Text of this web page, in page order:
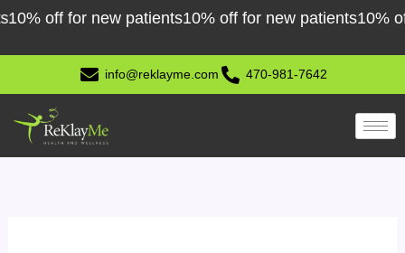
Skip
content
off for new patients10% off for new patients10% off
info@reklayme.com 470-981-7642